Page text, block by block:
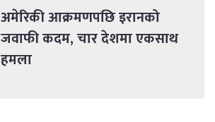
अमेरिकी आक्रमणपछि इरानको
जवाफी कदम, चार देशमा एकसाथ
हमला